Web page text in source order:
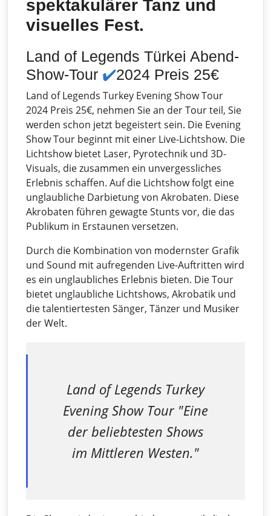
spektakulärer Tanz und
visuelles Fest.
Land of Legends Türkei Abend-
Show-Tour ✔️2024 Preis 25€
Land of Legends Turkey Evening Show Tour
2024 Preis 25€, nehmen Sie an der Tour teil, Sie
werden schon jetzt begeistert sein. Die Evening
Show Tour beginnt mit einer Live-Lichtshow. Die
Lichtshow bietet Laser, Pyrotechnik und 3D-
Visuals, die zusammen ein unvergessliches
Erlebnis schaffen. Auf die Lichtshow folgt eine
unglaubliche Darbietung von Akrobaten. Diese
Akrobaten führen gewagte Stunts vor, die das
Publikum in Erstaunen versetzen.
Durch die Kombination von modernster Grafik
und Sound mit aufregenden Live-Auftritten wird
es ein unglaubliches Erlebnis bieten. Die Tour
bietet unglaubliche Lichtshows, Akrobatik und
die talentiertesten Sänger, Tänzer und Musiker
der Welt.
Land of Legends Turkey
Evening Show Tour "Eine
der beliebtesten Shows
im Mittleren Westen."